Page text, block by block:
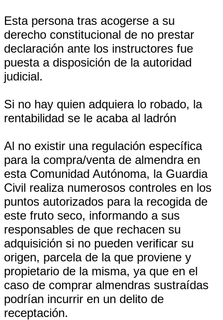
Esta persona tras acogerse a su
derecho constitucional de no prestar
declaración ante los instructores fue
puesta a disposición de la autoridad
judicial.
Si no hay quien adquiera lo robado, la
rentabilidad se le acaba al ladrón
Al no existir una regulación específica
para la compra/venta de almendra en
esta Comunidad Autónoma, la Guardia
Civil realiza numerosos controles en los
puntos autorizados para la recogida de
este fruto seco, informando a sus
responsables de que rechacen su
adquisición si no pueden verificar su
origen, parcela de la que proviene y
propietario de la misma, ya que en el
caso de comprar almendras sustraídas
podrían incurrir en un delito de
receptación.